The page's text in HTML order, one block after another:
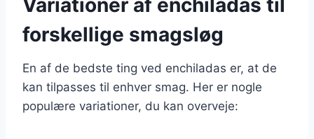
forskellige smagsløg
En af de bedste ting ved enchiladas er, at de
kan tilpasses til enhver smag. Her er nogle
populære variationer, du kan overveje: